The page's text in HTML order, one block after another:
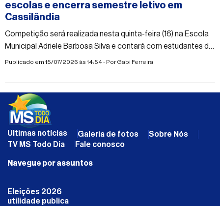
escolas e encerra semestre letivo em
Cassilândia
Competição será realizada nesta quinta-feira (16) na Escola
Municipal Adriele Barbosa Silva e contará com estudantes de
quatro unidades de ensino
Publicado em 15/07/2026 às 14:54 - PorGabi Ferreira
Últimas notícias Galeria de fotos
Sobre Nós
TV MS Todo Dia
Fale conosco
Navegue por assuntos
Eleições 2026
utilidade publica